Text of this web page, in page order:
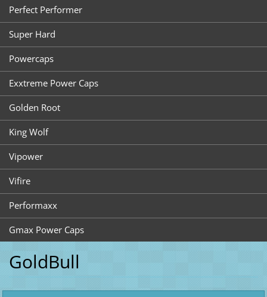
Perfect Performer
Super Hard
Powercaps
Exxtreme Power Caps
Golden Root
King Wolf
Vipower
Vifire
Performaxx
Gmax Power Caps
GoldBull